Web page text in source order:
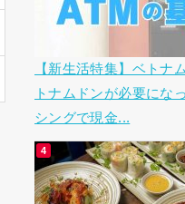
【新生活特集】ベトナ
トナムドンが必要にな
シングで現金...